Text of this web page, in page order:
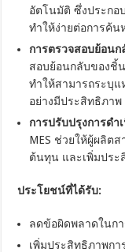
อัตโนมัติ ซึ่งประกอ
ทำให้ง่ายต่อการค้
การตรวจสอบย้อนก
สอบย้อนกลับของชิ้
ทำให้สามารถระบุ
อย่างมีประสิทธิภาพ
การปรับปรุงการดำ
MES ช่วยให้ผู้ผลิต
ต้นทุน และเพิ่มประ
ประโยชน์ที่ได้รับ:
ลดข้อผิดพลาดในก
เพิ่มประสิทธิภาพกา